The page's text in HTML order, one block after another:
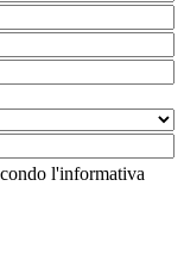
l'informativa